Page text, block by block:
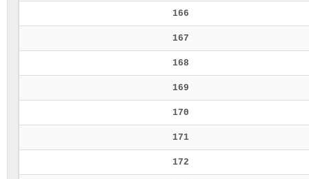
166
167
168
169
170
171
172